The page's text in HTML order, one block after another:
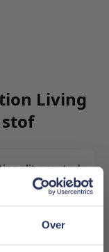
Over
Living
stof
muted
as it
style and
and
as sofa